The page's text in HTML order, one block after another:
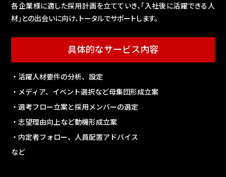
各企業様に適した採用計画を立てていき、「入社後に活躍できる人
材」との出会いに向け、トータルでサポートします。
具体的なサービス内容
・活躍人材要件の分析、設定
・メディア、イベント選択など母集団形成立案
・選考フロー立案と採用メンバーの選定
・志望理由向上など動機形成立案
・内定者フォロー、人員配置アドバイス
など